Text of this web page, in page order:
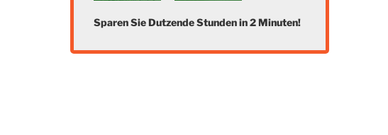
Sparen Sie Dutzende Stunden in 2 Minuten!